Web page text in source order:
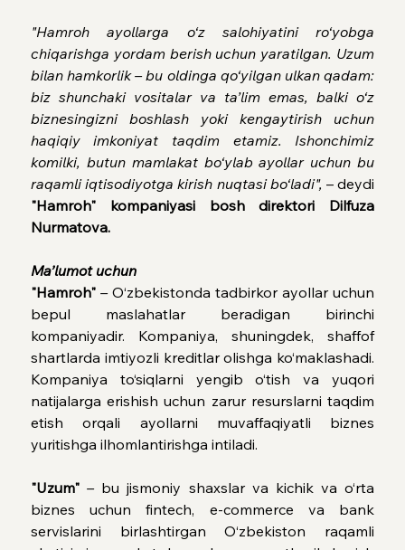
"Hamroh ayollarga o‘z salohiyatini ro‘yobga
chiqarishga yordam berish uchun yaratilgan. Uzum
bilan hamkorlik – bu oldinga qo‘yilgan ulkan qadam:
biz shunchaki vositalar va ta’lim emas, balki o‘z
biznesingizni boshlash yoki kengaytirish uchun
haqiqiy imkoniyat taqdim etamiz. Ishonchimiz
komilki, butun mamlakat bo‘ylab ayollar uchun bu
raqamli iqtisodiyotga kirish nuqtasi bo‘ladi",
"Hamroh" kompaniyasi bosh direktori Dilfuza
Nurmatova.
Ma’lumot uchun
"Hamroh" – O‘zbekistonda tadbirkor ayollar uchun
bepul maslahatlar beradigan birinchi
kompaniyadir. Kompaniya, shuningdek, shaffof
shartlarda imtiyozli kreditlar olishga ko‘maklashadi.
Kompaniya to‘siqlarni yengib o‘tish va yuqori
natijalarga erishish uchun zarur resurslarni taqdim
etish orqali ayollarni muvaffaqiyatli biznes
yuritishga ilhomlantirishga intiladi.
"Uzum" – bu jismoniy shaxslar va kichik va o‘rta
biznes uchun fintech, e-commerce va bank
servislarini birlashtirgan O‘zbekiston raqamli